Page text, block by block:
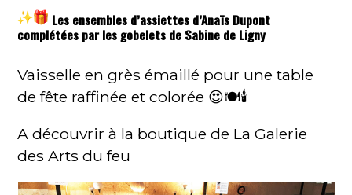
Les ensembles d’assiettes d’Anaïs Dupont
complétées par les gobelets de Sabine de Ligny
Vaisselle en grès émaillé pour une table
de fête raffinée et colorée 😍🍽🕯️
A découvrir à la boutique de La Galerie
des Arts du feu